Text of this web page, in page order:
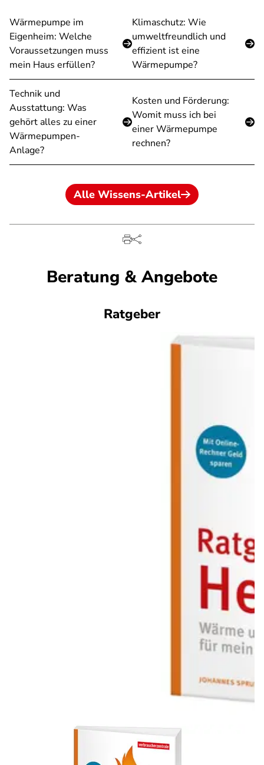
Wärmepumpe im
Eigenheim: Welche
Voraussetzungen muss
mein Haus erfüllen?
Klimaschutz: Wie
umweltfreundlich und
effizient ist eine
Wärmepumpe?
Technik und
Ausstattung: Was
gehört alles zu einer
Wärmepumpen-
Anlage?
Kosten und Förderung:
Womit muss ich bei
einer Wärmepumpe
rechnen?
Alle Wissens-Artikel
Beratung & Angebote
Ratgeber